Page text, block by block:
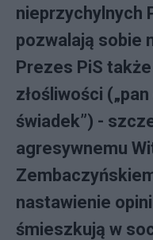
nieprzychylnych
pozwalają sobie
Prezes PiS
złośliwości
świadek”) -
agresywnemu
nastawienie
śmieszkują w